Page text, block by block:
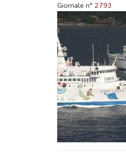
Giornale n° 2793